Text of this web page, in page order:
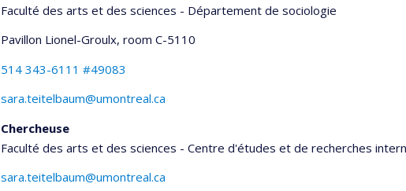
Faculté des arts et des sciences - Département de sociologie
Pavillon Lionel-Groulx, room C-5110
514 343-6111 #49083
sara.teitelbaum@umontreal.ca
Chercheuse
Faculté des arts et des sciences - Centre d'études et de recherches
sara.teitelbaum@umontreal.ca